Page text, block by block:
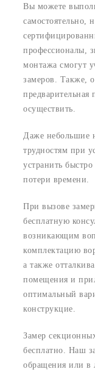
Вы можете
самостоятельно,
профессионалы,
монтажа смогут
замеров. Также,
предварительная
осуществить.
Даже небольшие
трудностям при
устранить
потери времени.
При вызове
бесплатную
возникающим
комплектацию
а также
помещения и
оптимальный
конструкцие.
Замер
бесплатно. Наш
обращения или в